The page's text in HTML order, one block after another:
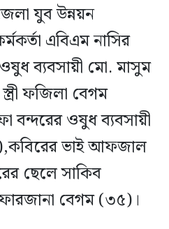
যুব উন্নয়ন
এবিএম নাসির
ব্যবসায়ী মো. মাসুম
ফজিলা বেগম
ওষুধ ব্যবসায়ী
ভাই আফজাল
ছেলে সাকিব
বেগম (৩৫)।